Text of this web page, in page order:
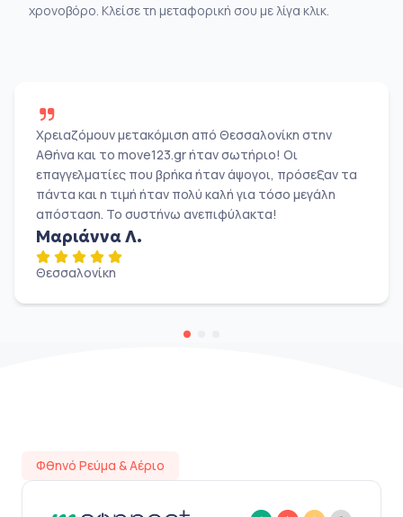
χρονοβόρο. Κλείσε τη μεταφορική σου με λίγα κλικ.
Χρειαζόμουν μετακόμιση από Θεσσαλονίκη στην
Αθήνα και το move123.gr ήταν σωτήριο! Οι
επαγγελματίες που βρήκα ήταν άψογοι, πρόσεξαν τα
πάντα και η τιμή ήταν πολύ καλή για τόσο μεγάλη
απόσταση. Το συστήνω ανεπιφύλακτα!
Μαριάννα Λ.
Θεσσαλονίκη
Φθηνό Ρεύμα & Αέριο